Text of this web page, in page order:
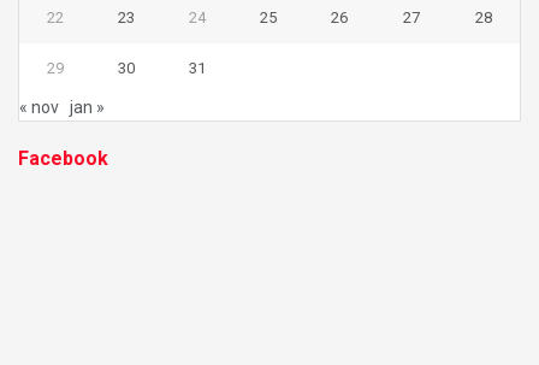
22 23 24 25 26 27 28
29 30 31
« nov jan »
Facebook